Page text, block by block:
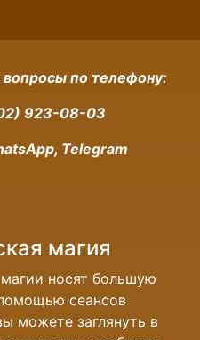
вопросы по телефону:
923-08-03
Telegram
магия
носят большую
сеансов
можете заглянуть в